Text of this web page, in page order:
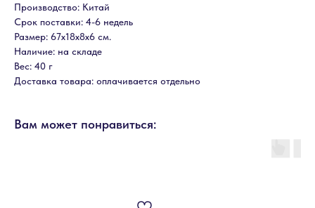
Производство: Китай
Срок поставки: 4-6 недель
Размер: 67х18х8х6 см.
Наличие: на складе
Вес: 40 г
Доставка товара: оплачивается отдельно
Вам может понравиться: